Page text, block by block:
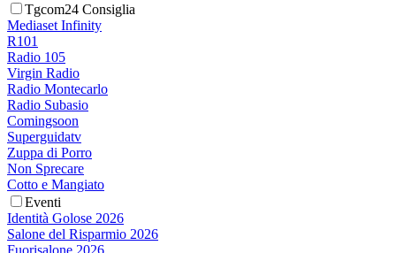
Tgcom24 Consiglia
Mediaset Infinity
R101
Radio 105
Virgin Radio
Radio Montecarlo
Radio Subasio
Comingsoon
Superguidatv
Zuppa di Porro
Non Sprecare
Cotto e Mangiato
Eventi
Identità Golose 2026
Salone del Risparmio 2026
Fuorisalone 2026